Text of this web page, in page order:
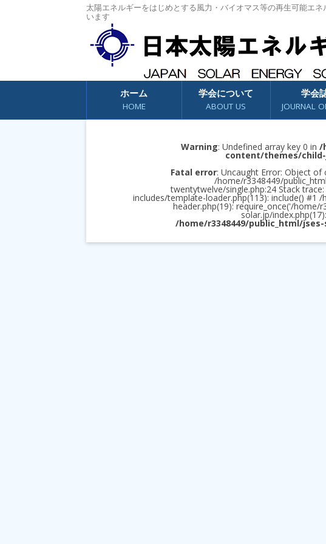
太陽エネルギーをはじめとする風力・バイオマス等の再生可能エ
います
コンテンツへスキップ
ホーム
HOME
学会について
ABOUT US
学会
JOURNAL
Warning: Undefined array key 0 in /
content/themes/
Fatal error: Uncaught Error: Object
/home/r3348449/
twentytwelve/single.php:24 Stack
includes/template-loader.php(113): include() #1
header.php(19): require_once('/
solar.jp/
/home/r3348449/public_html/